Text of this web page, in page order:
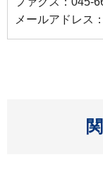
メールアドレス：